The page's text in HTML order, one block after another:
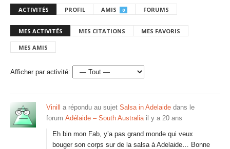
ACTIVITÉS PROFIL AMIS 0 FORUMS
MES ACTIVITÉS MES CITATIONS MES FAVORIS
MES AMIS
Afficher par activité:
Vinill a répondu au sujet Salsa in Adelaide dans le
forum Adélaide – South Australia il y a 20 ans
Eh bin mon Fab, y’a pas grand monde qui veux
bouger son corps sur de la salsa à Adelaide… Bonne